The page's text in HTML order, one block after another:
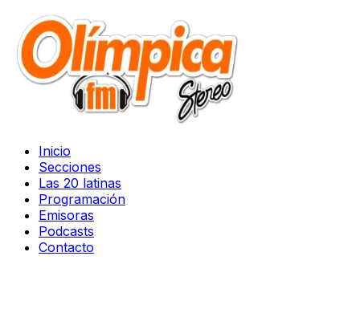
Inicio
Secciones
Las 20 latinas
Programación
Emisoras
Podcasts
Contacto